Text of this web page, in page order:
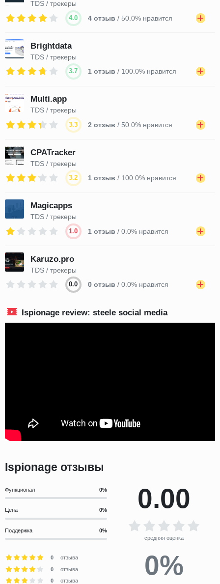
TDS / трекеры
4.0 4 отзыв / 50.0% нравится
Brightdata
TDS / трекеры
3.7 1 отзыв / 100.0% нравится
Multi.app
TDS / трекеры
3.3 2 отзыв / 50.0% нравится
CPATracker
TDS / трекеры
3.2 1 отзыв / 100.0% нравится
Magicapps
TDS / трекеры
1.0 1 отзыв / 0.0% нравится
Karuzo.pro
TDS / трекеры
0.0 0 отзыв / 0.0% нравится
Ispionage review: steele social media
Ispionage отзывы
Функционал
Цена
Поддержка
0.00
средняя оценка
0
отзыва
0
отзыва
0
отзыва
0%